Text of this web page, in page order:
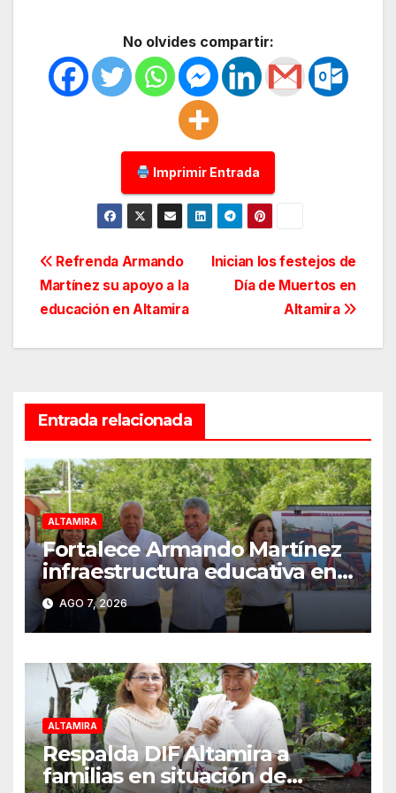
No olvides compartir:
Imprimir Entrada
Navegación
de
entradas
Inician los festejos de
Día de Muertos en
Altamira
Refrenda Armando
Martínez su apoyo a la
educación en Altamira
Entrada relacionada
ALTAMIRA
Fortalece Armando Martínez
infraestructura educativa en
Altamira
AGO 7, 2026
ALTAMIRA
Respalda DIF Altamira a
familias en situación de